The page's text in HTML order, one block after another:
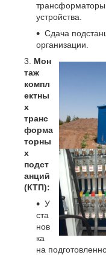
устройства.
Сдача
организации.
Мон
таж
компл
ектны
х
транс
форма
торны
х
подст
анций
(КТП):
У
ста
нов
ка
на